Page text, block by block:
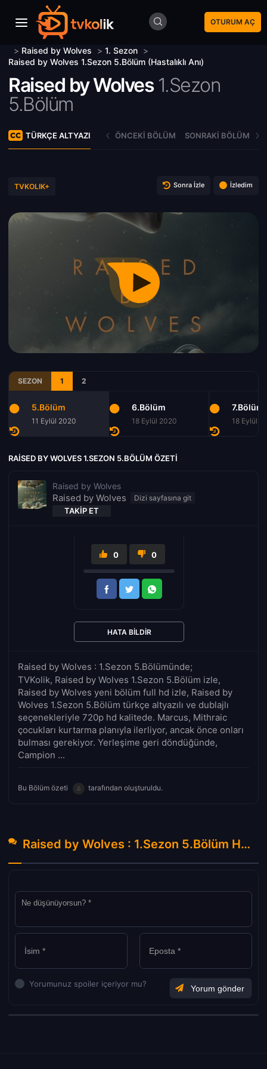
OTURUM AÇ
> Raised by Wolves > 1. Sezon >
Raised by Wolves 1.Sezon 5.Bölüm (Hastalıklı Anı)
Raised by Wolves 1.Sezon
5.Bölüm
TÜRKÇE ALTYAZI ÖNCEKI BÖLÜM SONRAKI BÖLÜM
TVKOLIK+ Sonra İzle İzledim
SEZON 1 2
5.Bölüm
11 Eylül 2020
6.Bölüm
18 Eylül 2020
7.Bölüm
18 Eylül
RAISED BY WOLVES 1.SEZON 5.BÖLÜM ÖZETI
Raised by Wolves
Raised by Wolves
TAKIP ET
Raised by Wolves : 1.Sezon 5.Bölümünde;
TVKolik, Raised by Wolves 1.Sezon 5.Bölüm izle,
Raised by Wolves yeni bölüm full hd izle, Raised by
Wolves 1.Sezon 5.Bölüm türkçe altyazılı ve dublajlı
seçenekleriyle 720p hd kalitede. Marcus, Mithraic
çocukları kurtarma planıyla ilerliyor, ancak önce onları
bulması gerekiyor. Yerleşime geri döndüğünde,
Campion ...
Bu Bölüm özeti tarafından oluşturuldu.
0 0
HATA BILDIR
Raised by Wolves : 1.Sezon 5.Bölüm Hakkında Yorumlar
Yorumunuz spoiler içeriyor mu?